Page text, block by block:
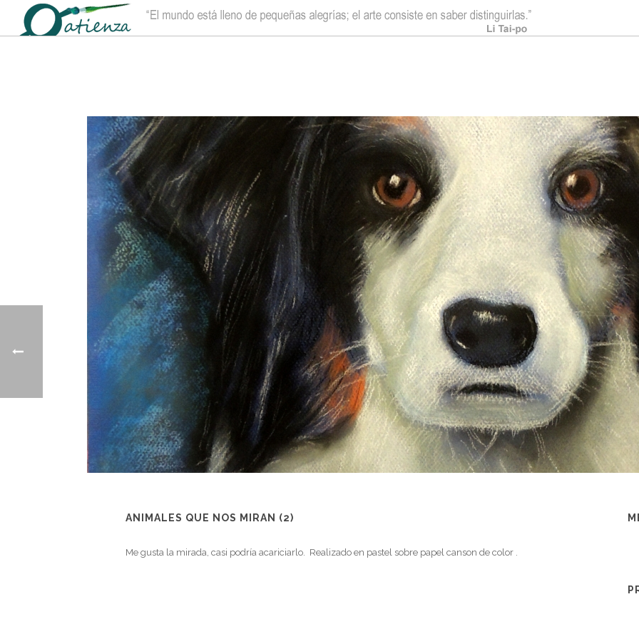
ANIMALES QUE NOS MIRAN (2)
Me gusta la mirada, casi podría acariciarlo. Realizado en pastel sobre papel canson de color .